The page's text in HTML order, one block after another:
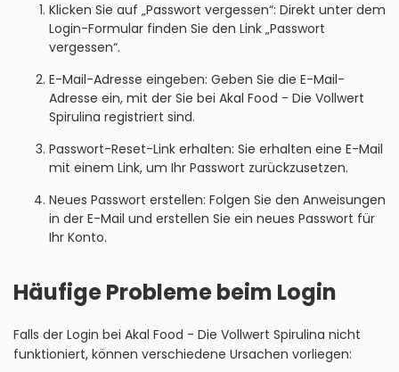
Klicken Sie auf „Passwort vergessen“: Direkt unter dem
Login-Formular finden Sie den Link „Passwort
vergessen“.
E-Mail-Adresse eingeben: Geben Sie die E-Mail-
Adresse ein, mit der Sie bei Akal Food - Die Vollwert
Spirulina registriert sind.
Passwort-Reset-Link erhalten: Sie erhalten eine E-Mail
mit einem Link, um Ihr Passwort zurückzusetzen.
Neues Passwort erstellen: Folgen Sie den Anweisungen
in der E-Mail und erstellen Sie ein neues Passwort für
Ihr Konto.
Häufige Probleme beim Login
Falls der Login bei Akal Food - Die Vollwert Spirulina nicht
funktioniert, können verschiedene Ursachen vorliegen: